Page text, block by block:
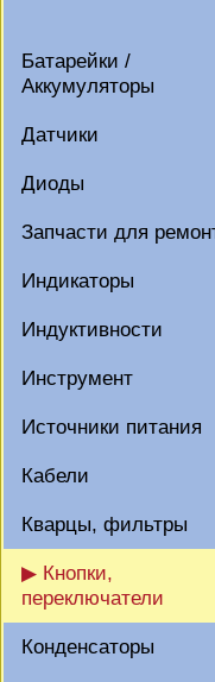
Батарейки /
Аккумуляторы
Датчики
Диоды
Запчасти для
Индикаторы
Индуктивности
Инструмент
Источники питания
Кабели
Кварцы, фильтры
▶ Кнопки,
переключатели
Конденсаторы